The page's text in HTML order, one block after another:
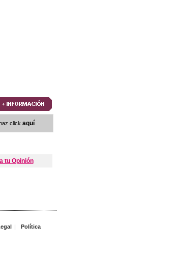
click aquí
tu Opinión
|
Política